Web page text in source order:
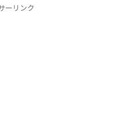
ーリンク